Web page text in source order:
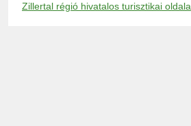
Zillertal régió hivatalos turisztikai oldala